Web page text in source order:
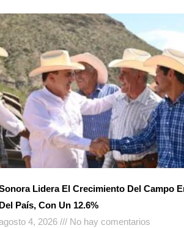
Lidera El Crecimiento Del Campo
País, Con Un 12.6%
4, 2026
No hay comentarios